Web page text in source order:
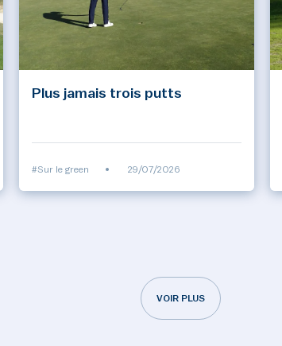
Plus jamais trois putts
#Sur le green • 29/07/2026
VOIR PLUS